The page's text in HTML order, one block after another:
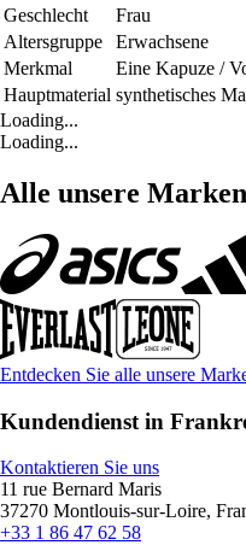
Geschlecht
Frau
Altersgruppe
Erwachsene
Merkmal
Eine Kapuze /
Hauptmaterial synthetisches
Loading...
Loading...
Alle unsere Marken
Entdecken Sie alle unsere
Kundendienst in
Kontaktieren Sie uns
11 rue Bernard Maris
37270 Montlouis-sur-Loire,
+33 1 86 47 62 58